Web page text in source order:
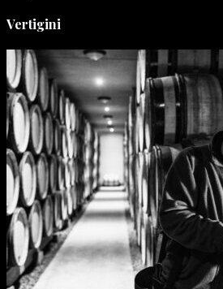
Vertigini